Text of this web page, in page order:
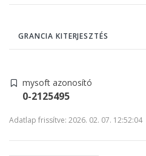
GRANCIA KITERJESZTÉS
mysoft azonosító
0-2125495
Adatlap frissítve: 2026. 02. 07. 12:52:04